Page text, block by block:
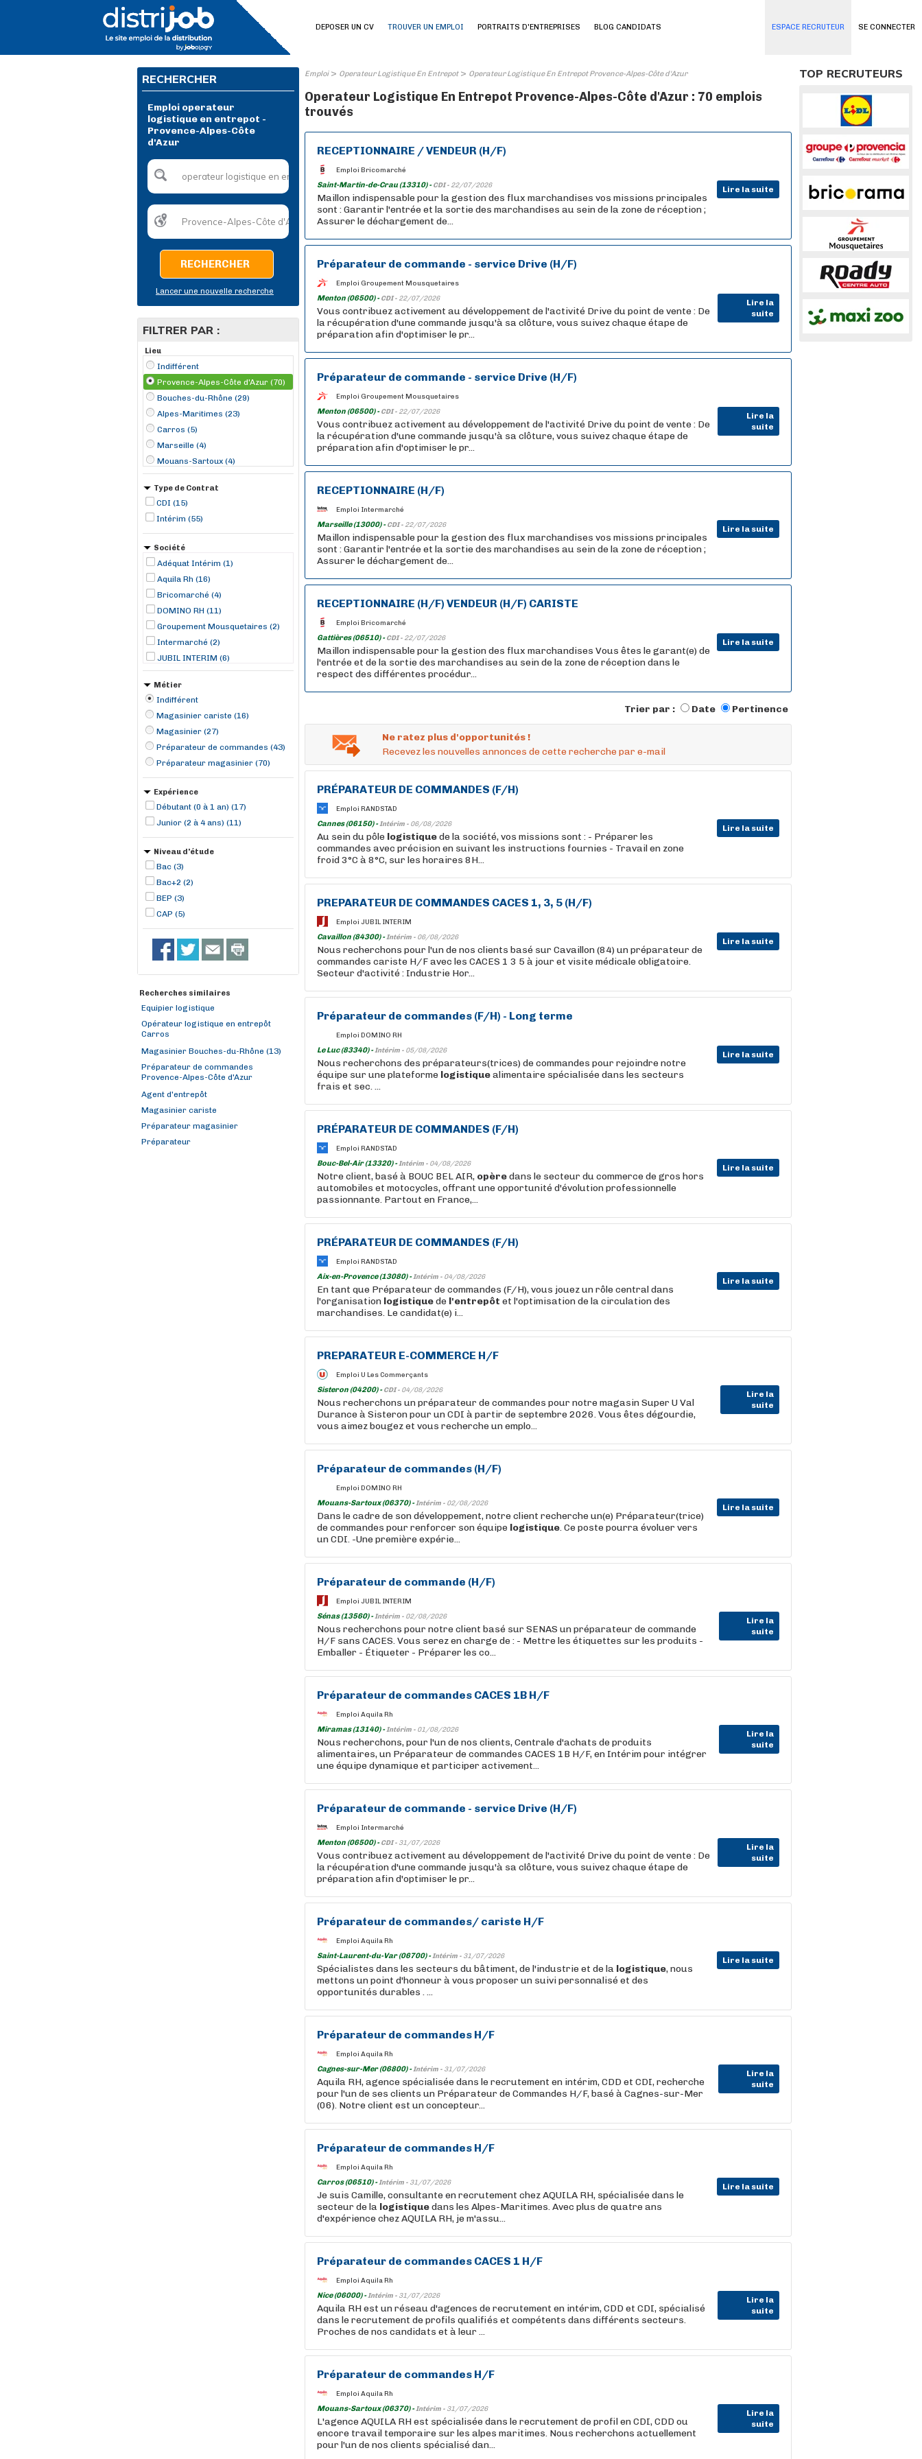
SE CONNECTER
DEPOSER UN CV TROUVER UN EMPLOI PORTRAITS D'ENTREPRISES BLOG CANDIDATS ESPACE RECRUTEUR
RECHERCHER
Emploi operateur
logistique en entrepot -
Provence-Alpes-Côte
d'Azur
RECHERCHER
Lancer une nouvelle recherche
FILTRER PAR :
Lieu
Indifférent
Provence-Alpes-Côte d'Azur (70)
Bouches-du-Rhône (29)
Alpes-Maritimes (23)
Carros (5)
Marseille (4)
Mouans-Sartoux (4)
Cavaillon (3)
Menton (3)
Nice (3)
Saint-Martin-de-Crau (3)
Type de Contrat
CDI (15)
Intérim (55)
Société
Adéquat Intérim (1)
Aquila Rh (16)
Bricomarché (4)
DOMINO RH (11)
Groupement Mousquetaires (2)
Intermarché (2)
JUBIL INTERIM (6)
MISTERTEMP (1)
Randstad professional (1)
RANDSTAD (18)
TOMA Interim (4)
U Les Commerçants (3)
U Proximité France Coopérative
(1)
Métier
Indifférent
Magasinier cariste (16)
Magasinier (27)
Préparateur de commandes (43)
Préparateur magasinier (70)
Expérience
Débutant (0 à 1 an) (17)
Junior (2 à 4 ans) (11)
Niveau d'étude
Bac (3)
Bac+2 (2)
BEP (3)
CAP (5)
Recherches similaires
Equipier logistique
Opérateur logistique en entrepôt
Carros
Magasinier Bouches-du-Rhône (13)
Préparateur de commandes
Provence-Alpes-Côte d'Azur
Agent d'entrepôt
Magasinier cariste
Préparateur magasinier
Préparateur
Emploi> Operateur Logistique En Entrepot> Operateur Logistique En Entrepot Provence-Alpes-Côte d'Azur
Operateur Logistique En Entrepot Provence-Alpes-Côte d'Azur : 70 emplois
trouvés
RECEPTIONNAIRE / VENDEUR (H/F)
Emploi Bricomarché
Saint-Martin-de-Crau (13310) -CDI - 22/07/2026 Lire la suite
Maillon indispensable pour la gestion des flux marchandises vos missions principales
sont : Garantir l'entrée et la sortie des marchandises au sein de la zone de réception ;
Assurer le déchargement de...
Préparateur de commande - service Drive (H/F)
Emploi Groupement Mousquetaires
Menton (06500) -CDI - 22/07/2026
Lire la
suite
Vous contribuez activement au développement de l'activité Drive du point de vente : De
la récupération d'une commande jusqu'à sa clôture, vous suivez chaque étape de
préparation afin d'optimiser le pr...
Préparateur de commande - service Drive (H/F)
Emploi Groupement Mousquetaires
Menton (06500) -CDI - 22/07/2026
Lire la
suite
Vous contribuez activement au développement de l'activité Drive du point de vente : De
la récupération d'une commande jusqu'à sa clôture, vous suivez chaque étape de
préparation afin d'optimiser le pr...
RECEPTIONNAIRE (H/F)
Emploi Intermarché
Marseille (13000) -CDI - 22/07/2026 Lire la suite
Maillon indispensable pour la gestion des flux marchandises vos missions principales
sont : Garantir l'entrée et la sortie des marchandises au sein de la zone de réception ;
Assurer le déchargement de...
RECEPTIONNAIRE (H/F) VENDEUR (H/F) CARISTE
Emploi Bricomarché
Gattières (06510) -CDI - 22/07/2026 Lire la suite
Maillon indispensable pour la gestion des flux marchandises Vous êtes le garant(e) de
l'entrée et de la sortie des marchandises au sein de la zone de réception dans le
respect des différentes procédur...
Trier par : Date Pertinence
Ne ratez plus d'opportunités !
Recevez les nouvelles annonces de cette recherche par e-mail
PRÉPARATEUR DE COMMANDES (F/H)
Emploi RANDSTAD
Cannes (06150) -Intérim - 06/08/2026 Lire la suite
Au sein du pôle logistiquede la société, vos missions sont : - Préparer les
commandes avec précision en suivant les instructions fournies - Travail en zone
froid 3°C à 8°C, sur les horaires 8H...
PREPARATEUR DE COMMANDES CACES 1, 3, 5 (H/F)
Emploi JUBIL INTERIM
Cavaillon (84300) -Intérim - 06/08/2026 Lire la suite
Nous recherchons pour l'un de nos clients basé sur Cavaillon (84) un préparateur de
commandes cariste H/F avec les CACES 1 3 5 à jour et visite médicale obligatoire.
Secteur d'activité : Industrie Hor...
Préparateur de commandes (F/H) - Long terme
Emploi DOMINO RH
Le Luc (83340) -Intérim - 05/08/2026 Lire la suite
Nous recherchons des préparateurs(trices) de commandes pour rejoindre notre
équipe sur une plateforme logistiquealimentaire spécialisée dans les secteurs
frais et sec. ...
PRÉPARATEUR DE COMMANDES (F/H)
Emploi RANDSTAD
Bouc-Bel-Air (13320) -Intérim - 04/08/2026 Lire la suite
Notre client, basé à BOUC BEL AIR, opèredans le secteur du commerce de gros hors
automobiles et motocycles, offrant une opportunité d'évolution professionnelle
passionnante. Partout en France,...
PRÉPARATEUR DE COMMANDES (F/H)
Emploi RANDSTAD
Aix-en-Provence (13080) -Intérim - 04/08/2026 Lire la suite
En tant que Préparateur de commandes (F/H), vous jouez un rôle central dans
l'organisation logistiquede l'entrepôt et l'optimisation de la circulation des
marchandises. Le candidat(e) i...
PREPARATEUR E-COMMERCE H/F
Emploi U Les Commerçants
Sisteron (04200) -CDI - 04/08/2026
Lire la
suite
Nous recherchons un préparateur de commandes pour notre magasin Super U Val
Durance à Sisteron pour un CDI à partir de septembre 2026. Vous êtes dégourdie,
vous aimez bougez et vous recherche un emplo...
Préparateur de commandes (H/F)
Emploi DOMINO RH
Mouans-Sartoux (06370) -Intérim - 02/08/2026 Lire la suite
Dans le cadre de son développement, notre client recherche un(e) Préparateur(trice)
de commandes pour renforcer son équipe logistique. Ce poste pourra évoluer vers
un CDI. -Une première expérie...
Préparateur de commande (H/F)
Emploi JUBIL INTERIM
Sénas (13560) -Intérim - 02/08/2026
Lire la
suite
Nous recherchons pour notre client basé sur SENAS un préparateur de commande
H/F sans CACES. Vous serez en charge de : - Mettre les étiquettes sur les produits -
Emballer - Étiqueter - Préparer les co...
Préparateur de commandes CACES 1B H/F
Emploi Aquila Rh
Miramas (13140) -Intérim - 01/08/2026
Lire la
suite
Nous recherchons, pour l'un de nos clients, Centrale d'achats de produits
alimentaires, un Préparateur de commandes CACES 1B H/F, en Intérim pour intégrer
une équipe dynamique et participer activement...
Préparateur de commande - service Drive (H/F)
Emploi Intermarché
Menton (06500) -CDI - 31/07/2026
Lire la
suite
Vous contribuez activement au développement de l'activité Drive du point de vente : De
la récupération d'une commande jusqu'à sa clôture, vous suivez chaque étape de
préparation afin d'optimiser le pr...
Préparateur de commandes/ cariste H/F
Emploi Aquila Rh
Saint-Laurent-du-Var (06700) -Intérim - 31/07/2026 Lire la suite
Spécialistes dans les secteurs du bâtiment, de l'industrie et de la logistique, nous
mettons un point d'honneur à vous proposer un suivi personnalisé et des
opportunités durables . ...
Préparateur de commandes H/F
Emploi Aquila Rh
Cagnes-sur-Mer (06800) -Intérim - 31/07/2026
Lire la
suite
Aquila RH, agence spécialisée dans le recrutement en intérim, CDD et CDI, recherche
pour l'un de ses clients un Préparateur de Commandes H/F, basé à Cagnes-sur-Mer
(06). Notre client est un concepteur...
Préparateur de commandes H/F
Emploi Aquila Rh
Carros (06510) -Intérim - 31/07/2026 Lire la suite
Je suis Camille, consultante en recrutement chez AQUILA RH, spécialisée dans le
secteur de la logistiquedans les Alpes-Maritimes. Avec plus de quatre ans
d'expérience chez AQUILA RH, je m'assu...
Préparateur de commandes CACES 1 H/F
Emploi Aquila Rh
Nice (06000) -Intérim - 31/07/2026
Lire la
suite
Aquila RH est un réseau d'agences de recrutement en intérim, CDD et CDI, spécialisé
dans le recrutement de profils qualifiés et compétents dans différents secteurs.
Proches de nos candidats et à leur ...
Préparateur de commandes H/F
Emploi Aquila Rh
Mouans-Sartoux (06370) -Intérim - 31/07/2026
Lire la
suite
L'agence AQUILA RH est spécialisée dans le recrutement de profil en CDI, CDD ou
encore travail temporaire sur les alpes maritimes. Nous recherchons actuellement
pour l'un de nos clients spécialisé dan...
TOP RECRUTEURS